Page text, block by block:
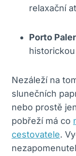
relaxační
Porto
Nezáleží na
slunečních
nebo prostě
pobřeží má co
cestovatele.